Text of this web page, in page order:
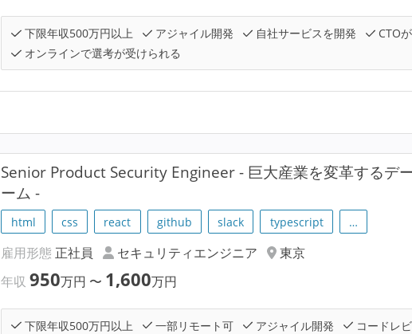
下限年収500万円以上 アジャイル開発 自社サービスを開発
CTO
オンラインで選考が受けられる
Senior Product Security Engineer - 巨大産業を変革するデ
ーム -
html css react github slack typescript …
雇用形態 正社員 セキュリティエンジニア
東京
年収950万円 〜 1,600万円
下限年収500万円以上 一部リモート可 アジャイル開発
コードレ